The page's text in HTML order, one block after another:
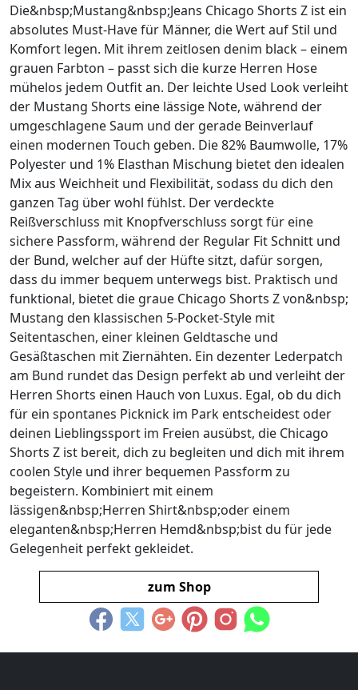
Die&nbsp;Mustang&nbsp;Jeans Chicago Shorts Z ist ein
absolutes Must-Have für Männer, die Wert auf Stil und
Komfort legen. Mit ihrem zeitlosen denim black – einem
grauen Farbton – passt sich die kurze Herren Hose
mühelos jedem Outfit an. Der leichte Used Look verleiht
der Mustang Shorts eine lässige Note, während der
umgeschlagene Saum und der gerade Beinverlauf
einen modernen Touch geben. Die 82% Baumwolle, 17%
Polyester und 1% Elasthan Mischung bietet den idealen
Mix aus Weichheit und Flexibilität, sodass du dich den
ganzen Tag über wohl fühlst. Der verdeckte
Reißverschluss mit Knopfverschluss sorgt für eine
sichere Passform, während der Regular Fit Schnitt und
der Bund, welcher auf der Hüfte sitzt, dafür sorgen,
dass du immer bequem unterwegs bist. Praktisch und
funktional, bietet die graue Chicago Shorts Z von&nbsp;
Mustang den klassischen 5-Pocket-Style mit
Seitentaschen, einer kleinen Geldtasche und
Gesäßtaschen mit Ziernähten. Ein dezenter Lederpatch
am Bund rundet das Design perfekt ab und verleiht der
Herren Shorts einen Hauch von Luxus. Egal, ob du dich
für ein spontanes Picknick im Park entscheidest oder
deinen Lieblingssport im Freien ausübst, die Chicago
Shorts Z ist bereit, dich zu begleiten und dich mit ihrem
coolen Style und ihrer bequemen Passform zu
begeistern. Kombiniert mit einem
lässigen&nbsp;Herren Shirt&nbsp;oder einem
eleganten&nbsp;Herren Hemd&nbsp;bist du für jede
Gelegenheit perfekt gekleidet.
zum Shop